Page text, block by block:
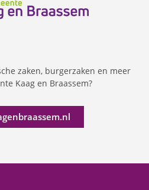
zaken, burgerzaken en meer
Kaag en Braassem?